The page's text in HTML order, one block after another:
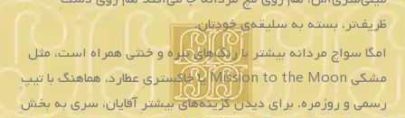
ظریف‌تر، بسته به سلیقه‌ی خودتان.
امگا سواچ مردانه بیشتر با رنگ‌های تیره و خنثی همراه است، مثل
مشکیِ Mission to the Moon یا خاکستریِ عطارد، هماهنگ با تیپِ
رسمی و روزمره. برای دیدنِ گزینه‌های بیشترِ آقایان، سری به بخشِ